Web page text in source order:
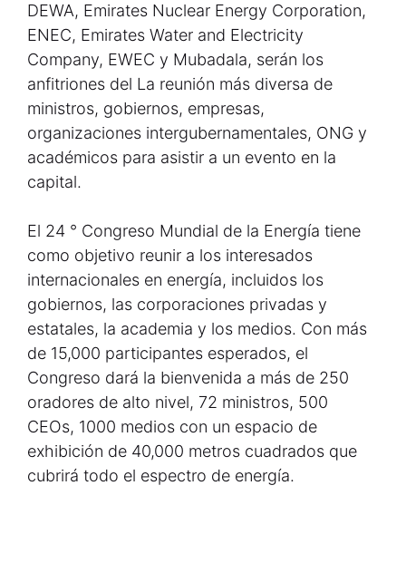
DEWA, ​​Emirates Nuclear Energy Corporation,
ENEC, Emirates Water and Electricity
Company, EWEC y Mubadala, serán los
anfitriones del La reunión más diversa de
ministros, gobiernos, empresas,
organizaciones intergubernamentales, ONG y
académicos para asistir a un evento en la
capital.
El 24 ° Congreso Mundial de la Energía tiene
como objetivo reunir a los interesados ​​
internacionales en energía, incluidos los
gobiernos, las corporaciones privadas y
estatales, la academia y los medios. Con más
de 15,000 participantes esperados, el
Congreso dará la bienvenida a más de 250
oradores de alto nivel, 72 ministros, 500
CEOs, 1000 medios con un espacio de
exhibición de 40,000 metros cuadrados que
cubrirá todo el espectro de energía.